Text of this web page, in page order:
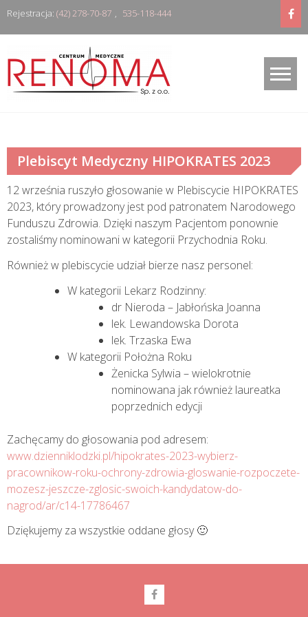
SkipRejestracja: (42) 278-70-87 , 535-118-444
Plebiscyt Medyczny HIPOKRATES 2023
12 września ruszyło głosowanie w Plebiscycie HIPOKRATES
2023, który prowadzony jest pod patronatem Narodowego
Funduszu Zdrowia. Dzięki naszym Pacjentom ponownie
zostaliśmy nominowani w kategorii Przychodnia Roku.
Również w plebiscycie udział bierze nasz personel:
W kategorii Lekarz Rodzinny:
dr Nieroda – Jabłońska Joanna
lek. Lewandowska Dorota
lek. Trzaska Ewa
W kategorii Położna Roku
Żenicka Sylwia – wielokrotnie
nominowana jak również laureatka
poprzednich edycji
Zachęcamy do głosowania pod adresem:
www.dzienniklodzki.pl/hipokrates-2023-wybierz-
pracownikow-roku-ochrony-zdrowia-gloswanie-rozpoczete-
mozesz-jeszcze-zglosic-swoich-kandydatow-do-
nagrod/ar/c14-17786467
Dziękujemy za wszystkie oddane głosy 🙂